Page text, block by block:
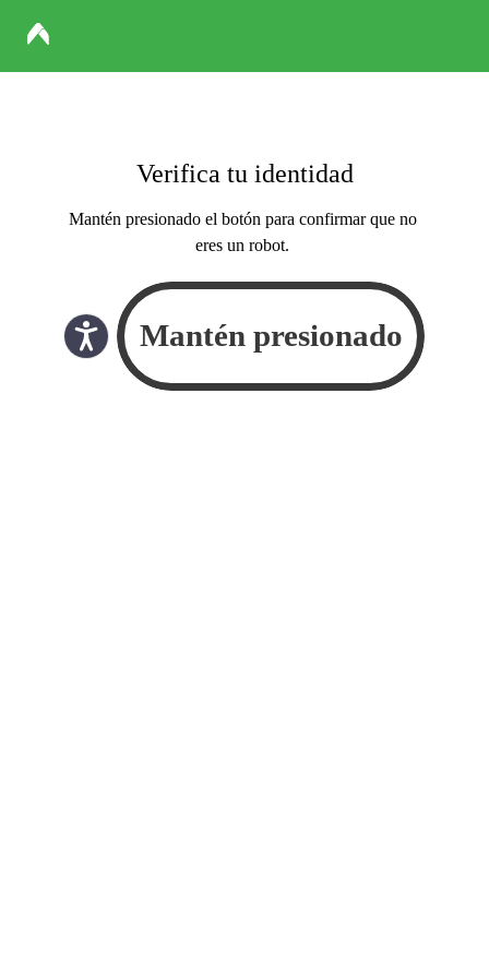
Verifica tu identidad
Mantén presionado el botón para confirmar que no
eres un robot.